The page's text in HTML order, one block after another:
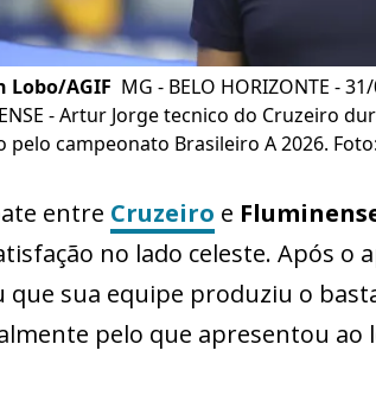
Lobo/AGIF MG - BELO HORIZONTE -
- Artur Jorge tecnico do Cruzeiro
pelo campeonato Brasileiro A 2026.
entre Cruzeiro e
no lado celeste. Após o
que sua equipe produziu o
pelo que apresentou ao